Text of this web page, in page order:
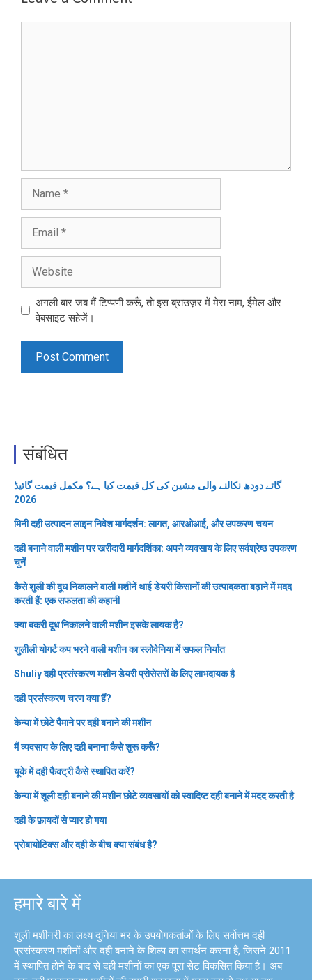
अगली बार जब मैं टिप्पणी करूँ, तो इस ब्राउज़र में मेरा नाम, ईमेल और
वेबसाइट सहेजें।
संबंधित
گائے دودھ نکالنے والی مشین کی کل قیمت کیا ہے؟ مکمل قیمت گائیڈ
2026
मिनी दही उत्पादन लाइन निवेश मार्गदर्शन: लागत, आरओआई, और उपकरण चयन
दही बनाने वाली मशीन पर खरीदारी मार्गदर्शिका: अपने व्यवसाय के लिए सर्वश्रेष्ठ उपकरण
चुनें
कैसे शुली की दूध निकालने वाली मशीनें थाई डेयरी किसानों की उत्पादकता बढ़ाने में मदद
करती हैं: एक सफलता की कहानी
क्या बकरी दूध निकालने वाली मशीन इसके लायक है?
शुलीली योगर्ट कप भरने वाली मशीन का स्लोवेनिया में सफल निर्यात
Shuliy दही प्रसंस्करण मशीन डेयरी प्रोसेसरों के लिए लाभदायक है
दही प्रसंस्करण चरण क्या हैं?
केन्या में छोटे पैमाने पर दही बनाने की मशीन
मैं व्यवसाय के लिए दही बनाना कैसे शुरू करूँ?
यूके में दही फैक्ट्री कैसे स्थापित करें?
केन्या में शूली दही बनाने की मशीन छोटे व्यवसायों को स्वादिष्ट दही बनाने में मदद करती है
दही के फ़ायदों से प्यार हो गया
प्रोबायोटिक्स और दही के बीच क्या संबंध है?
हमारे बारे में
शुली मशीनरी का लक्ष्य दुनिया भर के उपयोगकर्ताओं के लिए सर्वोत्तम दही
प्रसंस्करण मशीनों और दही बनाने के शिल्प का समर्थन करना है, जिसने 2011
में स्थापित होने के बाद से दही मशीनों का एक पूरा सेट विकसित किया है। अब